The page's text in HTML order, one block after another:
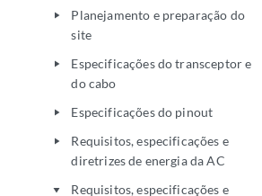
play_arrow
Planejamento e preparação do
site
play_arrow
Especificações do transceptor e
do cabo
play_arrow Especificações do pinout
play_arrow
Requisitos, especificações e
diretrizes de energia da AC
play_arrow
Requisitos, especificações e